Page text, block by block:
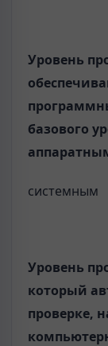
Уровень
базового
системным
Уровень
который
проверке,